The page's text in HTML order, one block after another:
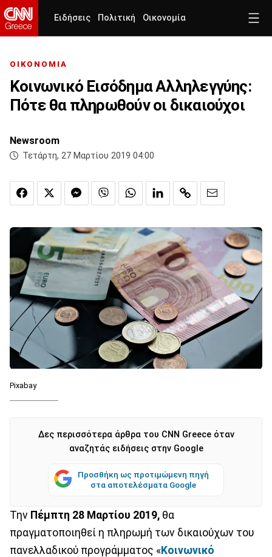
Ειδήσεις Πολιτική Οικονομία
ΟΙΚΟΝΟΜΙΑ
Κοινωνικό Εισόδημα Αλληλεγγύης:
Πότε θα πληρωθούν οι δικαιούχοι
Newsroom
Τετάρτη, 27 Μαρτίου 2019 04:00
Pixabay
Δες περισσότερα άρθρα του CNN Greece όταν
αναζητάς ειδήσεις στην Google
Προσθήκη ως προτιμώμενη πηγή
στα αποτελέσματα Google
Την Πέμπτη 28 Μαρτίου 2019, θα
πραγματοποιηθεί η πληρωμή των δικαιούχων του
πανελλαδικού προγράμματος «Κοινωνικό